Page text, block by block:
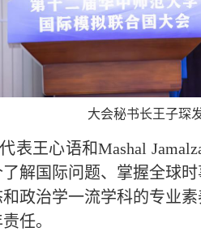
大会秘书长王子琛
表王心语和Mashal
解国际问题、掌握全球
政治学一流学科的专业
任。